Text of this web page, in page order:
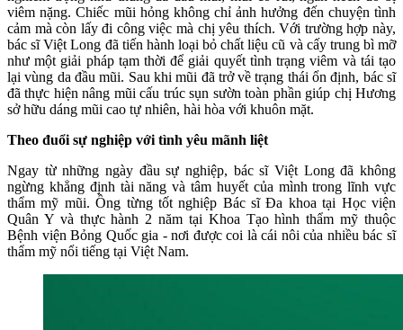
viêm nặng. Chiếc mũi hỏng không chỉ ảnh hưởng đến chuyện tình
cảm mà còn lấy đi công việc mà chị yêu thích. Với trường hợp này,
bác sĩ Việt Long đã tiến hành loại bỏ chất liệu cũ và cấy trung bì mỡ
như một giải pháp tạm thời để giải quyết tình trạng viêm và tái tạo
lại vùng da đầu mũi. Sau khi mũi đã trở về trạng thái ổn định, bác sĩ
đã thực hiện nâng mũi cấu trúc sụn sườn toàn phần giúp chị Hương
sở hữu dáng mũi cao tự nhiên, hài hòa với khuôn mặt.
Theo đuổi sự nghiệp với tình yêu mãnh liệt
Ngay từ những ngày đầu sự nghiệp, bác sĩ Việt Long đã không
ngừng khẳng định tài năng và tâm huyết của mình trong lĩnh vực
thẩm mỹ mũi. Ồng từng tốt nghiệp Bác sĩ Đa khoa tại Học viện
Quân Y và thực hành 2 năm tại Khoa Tạo hình thẩm mỹ thuộc
Bệnh viện Bỏng Quốc gia - nơi được coi là cái nôi của nhiều bác sĩ
thẩm mỹ nổi tiếng tại Việt Nam.